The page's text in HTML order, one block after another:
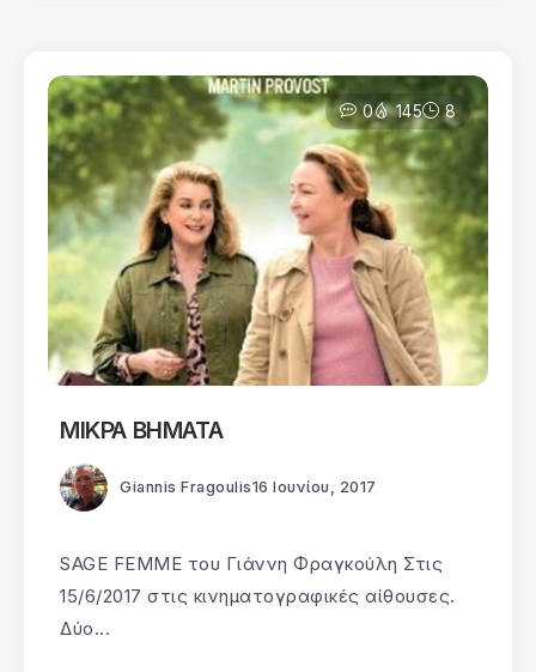
0 145 8
ΜΙΚΡΑ ΒΗΜΑΤΑ
Giannis Fragoulis16 Ιουνίου, 2017
SAGE FEMME του Γιάννη Φραγκούλη Στις
15/6/2017 στις κινηματογραφικές αίθουσες.
Δύο...